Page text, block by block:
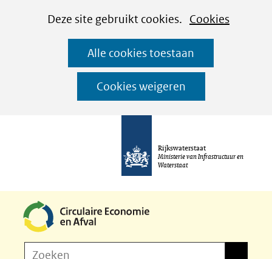
CookiesDeze site gebruikt cookies. Cookies
worden
toegestaan
geweigerd.
Alle cookies toestaan
Cookies weigeren
Ga
naar
de
inhoud
Rijkswaterstaat
Ministerie van Infrastructuur en
Waterstaat
Zoeken